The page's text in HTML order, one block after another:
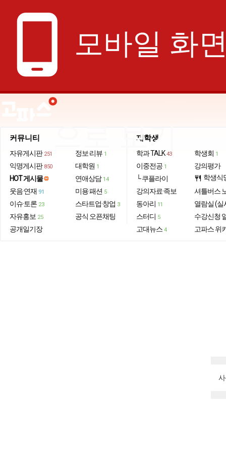
phone_android 모바일 화
으로 보기
커뮤니티
자유게시판 251
익명게시판 850
HOT 게시물
웃음·연재 91
이슈·토론 23
자유홍보 25
공개일기장
정보·리뷰 1
대학원 1
연애상담 14
미용·패션 5
스타트업·창업 3
공식 오픈채팅
재학생
학과 TALK 43
이중전공 1
└ 쿠플라이
강의자료·족보
동아리 11
스터디 5
고대뉴스 4
학생회 1
강의평가
restaurant 학생식
셔틀버스
열람실 (실
수강신청
고파스 위